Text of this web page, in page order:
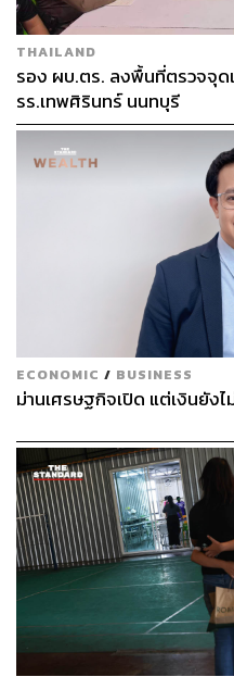
พ่อแม่ว่าอย่างไรบ้าง พอเห็นลู
เรียนน้อยลง
เขาก็เซ็งๆ บ่นว่าทำไมเป็นอ
บอกปัดๆ ไปว่าเดี๋ยวไปแข่งโ
ตัวผมนะ แต่อาจไม่เชื่อในสิ่ง
ทิ้งการเรียนไปเลย เริ่มด่าว่
ครั้งหนึ่งเลยนะที่ผมจะออกจ
คนไม่ดีไปแล้ว จนคิดว่าผมแ
ต้องมาทนอะไรแบบนี้ ทำไม
ก็คิดว่าไม่อยู่ให้รกบ้านดีกว่า
ไม่ให้ผมไปนะ ต้องขอบคุณเ
สิ่งนี้ต่อ เพราะสำหรับผมตอ
ระแน่ๆ
หลังจากนั้นก็ใช้ชีวิตด้วยการ
ช่วงจบ ม. 6 ที่ว่างตอนรอเข้
วัน ตื่นมาคิดแต่เรื่องเพลงอย่
ต้องแต่งเพลงไหนต่อ จะโปร
ที่ไหนมาทำเอ็มวี หมกมุ่นกับก
แต่เพลงเดิมๆ ก็ไปหาฟังเพล
เราจะเอามาทำเพลงให้มัน
ได้
THAILAND
รอง ผบ.ตร. ลงพื้นที่ตรวจจุด
รร.เทพศิรินทร์ นนทบุรี
ECONOMIC / BUSINESS
ม่านเศรษฐกิจเปิด แต่เงินยังไ